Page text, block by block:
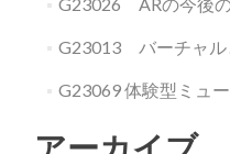
G23013 バーチャル
G23069 体験型ミュ